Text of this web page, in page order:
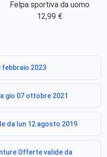
Felpa sportiva da uomo
12,99 €
2023
gio 07 ottobre 2021
da lun 12 agosto 2019
Offerte valide da